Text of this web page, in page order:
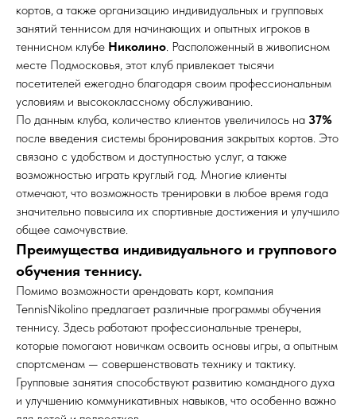
кортов, а также организацию индивидуальных и групповых
занятий теннисом для начинающих и опытных игроков в
теннисном клубе Николино. Расположенный в живописном
месте Подмосковья, этот клуб привлекает тысячи
посетителей ежегодно благодаря своим профессиональным
условиям и высококлассному обслуживанию.
По данным клуба, количество клиентов увеличилось на 37%
после введения системы бронирования закрытых кортов. Это
связано с удобством и доступностью услуг, а также
возможностью играть круглый год. Многие клиенты
отмечают, что возможность тренировки в любое время года
значительно повысила их спортивные достижения и улучшило
общее самочувствие.
Преимущества индивидуального и группового
обучения теннису.
Помимо возможности арендовать корт, компания
TennisNikolino предлагает различные программы обучения
теннису. Здесь работают профессиональные тренеры,
которые помогают новичкам освоить основы игры, а опытным
спортсменам — совершенствовать технику и тактику.
Групповые занятия способствуют развитию командного духа
и улучшению коммуникативных навыков, что особенно важно